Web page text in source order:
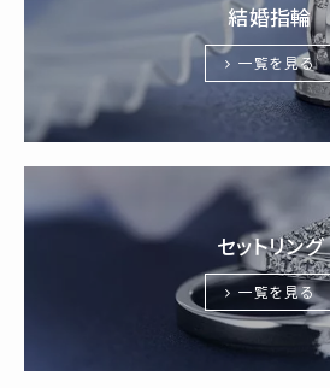
結婚指輪
一覧を見る
セットリング
一覧を見る